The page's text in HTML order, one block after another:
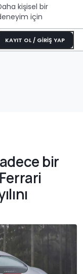
kişisel bir
için
KAYIT OL / GİRİŞ YAP
bir